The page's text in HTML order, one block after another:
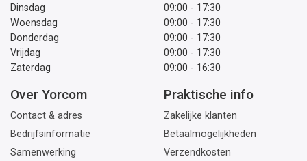
Dinsdag
09:00 - 17:30
Woensdag
09:00 - 17:30
Donderdag
09:00 - 17:30
Vrijdag
09:00 - 17:30
Zaterdag
09:00 - 16:30
Over Yorcom
Contact & adres
Bedrijfsinformatie
Samenwerking
Praktische info
Zakelijke klanten
Betaalmogelijkheden
Verzendkosten